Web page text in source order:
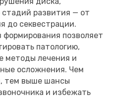
стадий развития — от
до секвестрации.
позволяет
патологию,
методы лечения и
осложнения. Чем
тем выше шансы
и избежать